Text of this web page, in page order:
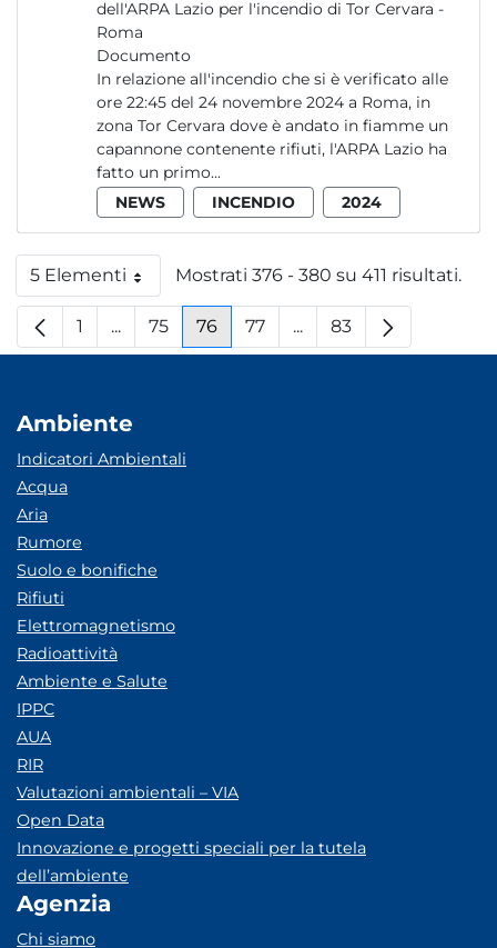
dell'ARPA Lazio per l'incendio di Tor Cervara -
Roma
Documento
In relazione all'incendio che si è verificato alle
ore 22:45 del 24 novembre 2024 a Roma, in
zona Tor Cervara dove è andato in fiamme un
capannone contenente rifiuti, l'ARPA Lazio ha
fatto un primo...
NEWS
INCENDIO 2024
5 ElementiPer paginaMostrati 376 - 380 su 411 risultati.
Pagina
1 ...Pagine intermedie
Pagina
75 Pagina
76 Pagina
77 ...Pagine intermedie
Pagina
83
Ambiente
Indicatori Ambientali
Acqua
Aria
Rumore
Suolo e bonifiche
Rifiuti
Elettromagnetismo
Radioattività
Ambiente e Salute
IPPC
AUA
RIR
Valutazioni ambientali – VIA
Open Data
Innovazione e progetti speciali per la tutela
dell’ambiente
Agenzia
Chi siamo